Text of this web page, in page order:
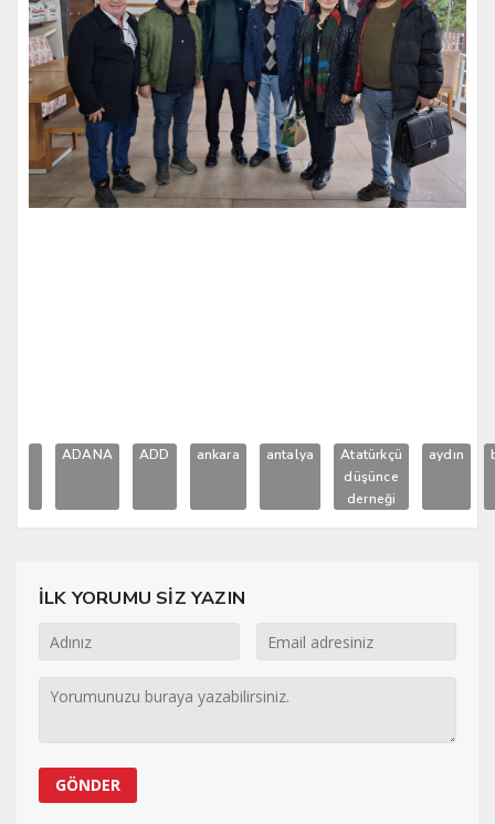
ADANA ADD ankara antalya
Atatürkçü
düşünce
derneği
aydın
İLK YORUMU SİZ YAZIN